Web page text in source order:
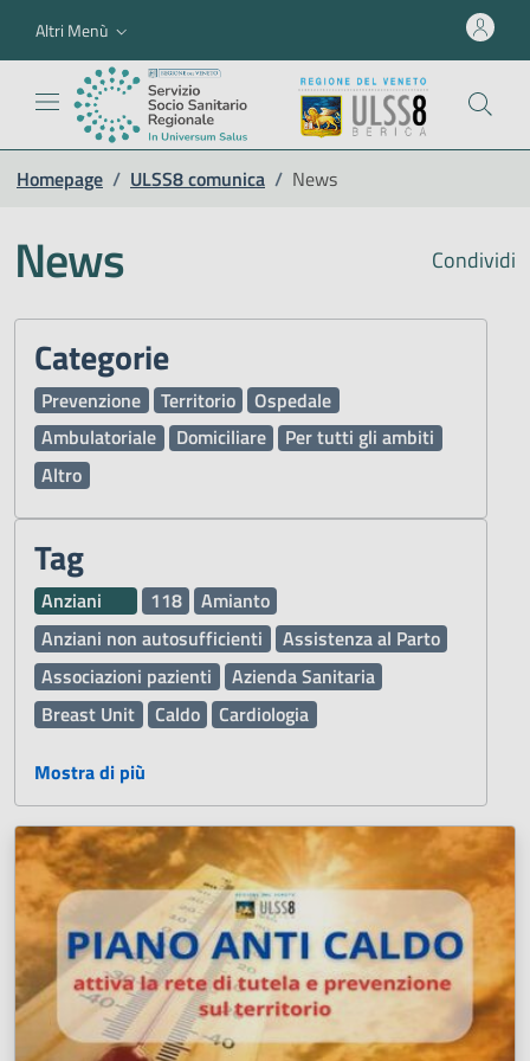
Altri Menù
Homepage / ULSS8 comunica / News
Condividi
News
Categorie
Prevenzione Territorio
Ospedale
Ambulatoriale
Domiciliare
Per tutti gli ambiti
Altro
Tag
Anziani 118
Amianto
Anziani non autosufficienti
Assistenza al Parto
Associazioni pazienti
Azienda Sanitaria
Breast Unit
Caldo
Cardiologia
Comunità
Comunità Alloggio
Defibrillatore Automatico Esterno DAE
Deleghe
Dematerializzata DEMA
Demenza
Diritti dei pazienti
Donazione organi e sangue
Esami di Laboratorio
Farmaci
Ginecologia e Ostetricia
Inclusione
Inclusione sociale
Infermieri
Influenza
Laboratorio Analisi
Malattie
Malattie rare
Mostra di più